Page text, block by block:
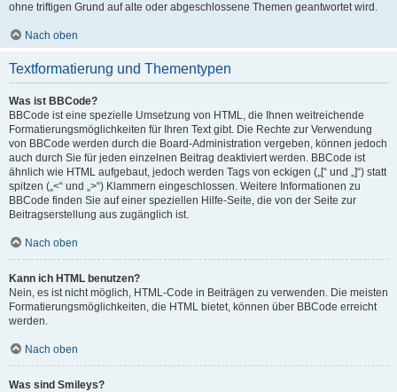
ohne triftigen Grund auf alte oder abgeschlossene Themen geantwortet wird.
Nach oben
Textformatierung und Thementypen
Was ist BBCode?
BBCode ist eine spezielle Umsetzung von HTML, die Ihnen weitreichende
Formatierungsmöglichkeiten für Ihren Text gibt. Die Rechte zur Verwendung
von BBCode werden durch die Board-Administration vergeben, können jedoch
auch durch Sie für jeden einzelnen Beitrag deaktiviert werden. BBCode ist
ähnlich wie HTML aufgebaut, jedoch werden Tags von eckigen („[“ und „]“) statt
spitzen („<“ und „>“) Klammern eingeschlossen. Weitere Informationen zu
BBCode finden Sie auf einer speziellen Hilfe-Seite, die von der Seite zur
Beitragserstellung aus zugänglich ist.
Nach oben
Kann ich HTML benutzen?
Nein, es ist nicht möglich, HTML-Code in Beiträgen zu verwenden. Die meisten
Formatierungsmöglichkeiten, die HTML bietet, können über BBCode erreicht
werden.
Nach oben
Was sind Smileys?